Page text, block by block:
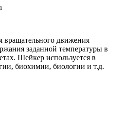
вращательного движения
заданной температуры в
Шейкер используется в
биохимии, биологии и т.д.